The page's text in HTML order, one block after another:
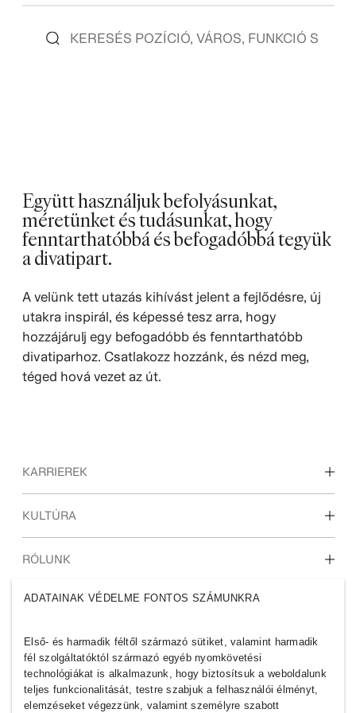
Együtt használjuk befolyásunkat,
méretünket és tudásunkat, hogy
fenntarthatóbbá és befogadóbbá tegyük
a divatipart.
A velünk tett utazás kihívást jelent a fejlődésre, új
utakra inspirál, és képessé tesz arra, hogy
hozzájárulj egy befogadóbb és fenntarthatóbb
divatiparhoz. Csatlakozz hozzánk, és nézd meg,
téged hová vezet az út.
KARRIEREK
Diákok és pályakezdők
KULTÚRA
Kultúránk és
RÓLUNK
Fenntarthatóság
Befogadás és sokszínűség
H&M CSOPORT
Fedezd fel a Csoportot
ADATAINAK VÉDELME FONTOS SZÁMUNKRA
Első- és harmadik féltől származó sütiket, valamint harmadik
fél szolgáltatóktól származó egyéb nyomkövetési
technológiákat is alkalmazunk, hogy biztosítsuk a weboldalunk
teljes funkcionalitását, testre szabjuk a felhasználói élményt,
elemzéseket végezzünk, valamint személyre szabott